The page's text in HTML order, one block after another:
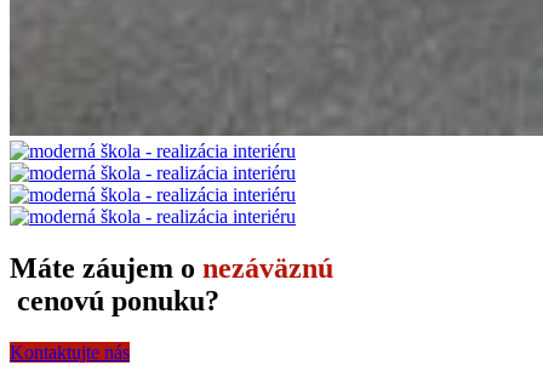
Máte záujem o nezáväznú
cenovú ponuku?
Kontaktujte nás